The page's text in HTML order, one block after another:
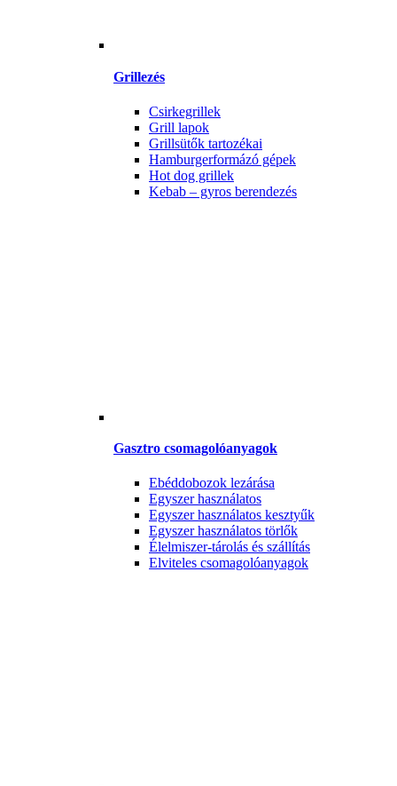
Grillezés
Csirkegrillek
Grill lapok
Grillsütők tartozékai
Hamburgerformázó gépek
Hot dog grillek
Kebab – gyros berendezés
Gasztro csomagolóanyagok
Ebéddobozok lezárása
Egyszer használatos
Egyszer használatos kesztyűk
Egyszer használatos törlők
Élelmiszer-tárolás és szállítás
Elviteles csomagolóanyagok